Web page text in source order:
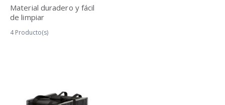
Material duradero y fácil
de limpiar
4 Producto(s)